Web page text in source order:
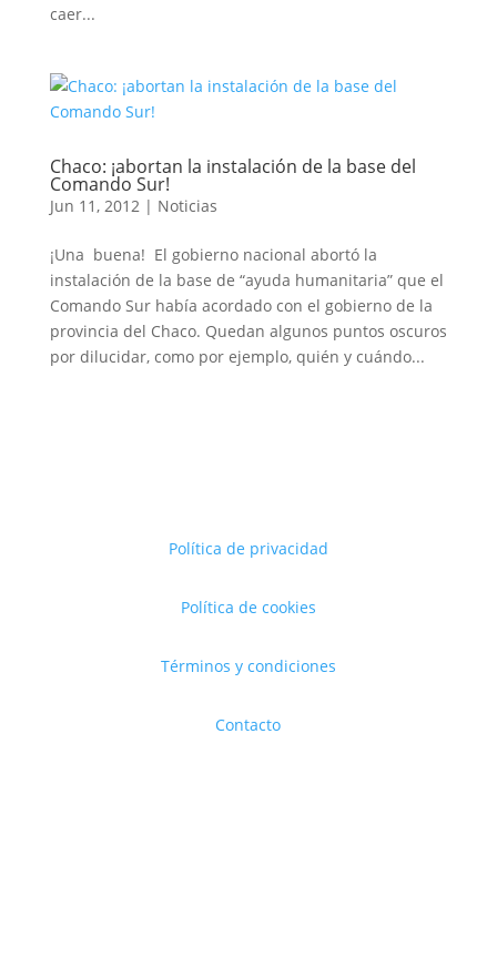
caer...
Chaco: ¡abortan la instalación de la base del
Comando Sur!
Jun 11, 2012| Noticias
¡Una buena! El gobierno nacional abortó la
instalación de la base de “ayuda humanitaria” que el
Comando Sur había acordado con el gobierno de la
provincia del Chaco. Quedan algunos puntos oscuros
por dilucidar, como por ejemplo, quién y cuándo...
Política de privacidad
Política de cookies
Términos y condiciones
Contacto